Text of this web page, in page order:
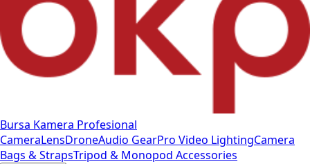
Bursa Kamera Profesional
CameraLensDroneAudio GearPro Video LightingCamera
Bags & StrapsTripod & Monopod Accessories